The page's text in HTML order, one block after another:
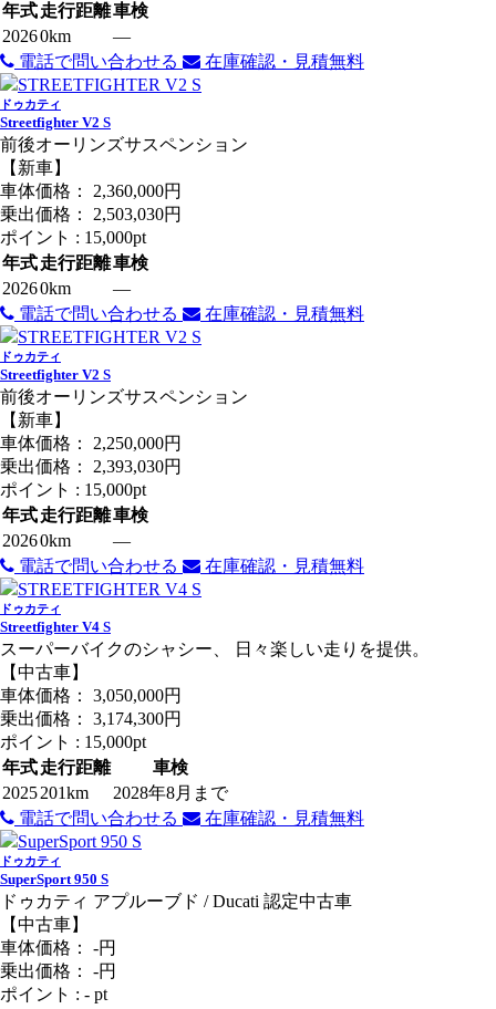
年式走行距離車検
20260km
―
電話で問い合わせる
在庫確認・見積無料
ドゥカティ
Streetfighter V2 S
前後オーリンズサスペンション
【新車】
車体価格： 2,360,000円
乗出価格： 2,503,030円
ポイント : 15,000pt
年式走行距離車検
20260km
―
電話で問い合わせる
在庫確認・見積無料
ドゥカティ
Streetfighter V2 S
前後オーリンズサスペンション
【新車】
車体価格： 2,250,000円
乗出価格： 2,393,030円
ポイント : 15,000pt
年式走行距離車検
20260km
―
電話で問い合わせる
在庫確認・見積無料
ドゥカティ
Streetfighter V4 S
スーパーバイクのシャシー、 日々楽しい走りを提供。
【中古車】
車体価格： 3,050,000円
乗出価格： 3,174,300円
ポイント : 15,000pt
年式走行距離
車検
2025201km
2028年8月まで
電話で問い合わせる
在庫確認・見積無料
ドゥカティ
SuperSport 950 S
ドゥカティ アプルーブド / Ducati 認定中古車
【中古車】
車体価格： -円
乗出価格： -円
ポイント : - pt